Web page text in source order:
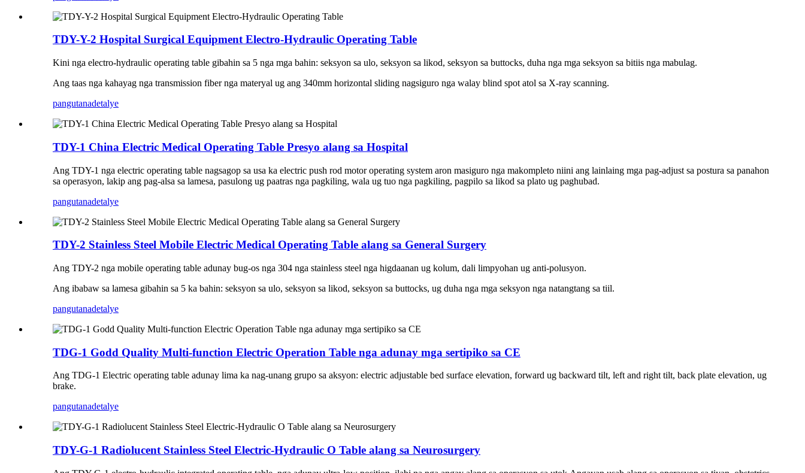
TDY-Y-2 Hospital Surgical Equipment Electro-Hydraulic Operating Table
Kini nga electro-hydraulic operating table gibahin sa 5 nga mga bahin: seksyon sa ulo, seksyon sa likod, seksyon sa buttocks, duha nga mga seksyon sa bitiis nga mabulag.
Ang taas nga kahayag nga transmission fiber nga materyal ug ang 340mm horizontal sliding nagsiguro nga walay blind spot atol sa X-ray scanning.
pangutanadetalye
TDY-1 China Electric Medical Operating Table Presyo alang sa Hospital
Ang TDY-1 nga electric operating table nagsagop sa usa ka electric push rod motor operating system aron masiguro nga makompleto niini ang lainlaing mga pag-adjust sa postura sa panahon
sa operasyon, lakip ang pag-alsa sa lamesa, pasulong ug paatras nga pagkiling, wala ug tuo nga pagkiling, pagpilo sa likod sa plato ug paghubad.
pangutanadetalye
TDY-2 Stainless Steel Mobile Electric Medical Operating Table alang sa General Surgery
Ang TDY-2 nga mobile operating table adunay bug-os nga 304 nga stainless steel nga higdaanan ug kolum, dali limpyohan ug anti-polusyon.
Ang ibabaw sa lamesa gibahin sa 5 ka bahin: seksyon sa ulo, seksyon sa likod, seksyon sa buttocks, ug duha nga mga seksyon nga natangtang sa tiil.
pangutanadetalye
TDG-1 Godd Quality Multi-function Electric Operation Table nga adunay mga sertipiko sa CE
Ang TDG-1 Electric operating table adunay lima ka nag-unang grupo sa aksyon: electric adjustable bed surface elevation, forward ug backward tilt, left and right tilt, back plate elevation, ug
brake.
pangutanadetalye
TDY-G-1 Radiolucent Stainless Steel Electric-Hydraulic O Table alang sa Neurosurgery